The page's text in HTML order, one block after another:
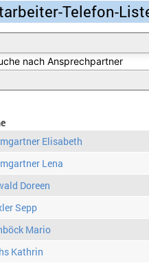
Telefon-
Elisabeth
Lena
Doreen
Sepp
Mario
Kathrin